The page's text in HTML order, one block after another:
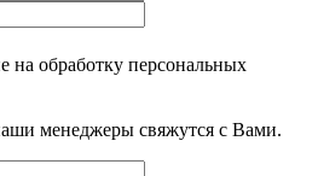
на обработку персональных
менеджеры свяжутся с Вами.